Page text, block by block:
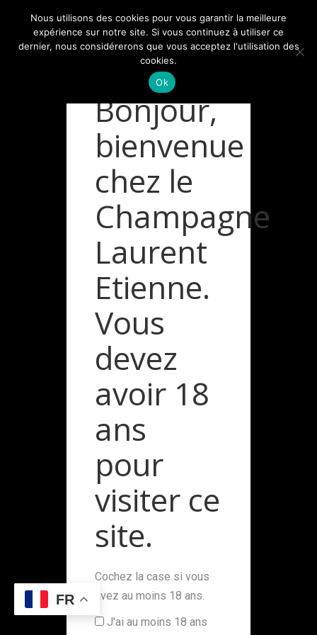
IMG_7063
Vous êtes ici :
© Champagne Laurent Etienne par
Politique de données
L'abus d'alcool est dangereux pour la santé à consommer
avec modération.
FR
Bonjour,
bienvenue
chez le
Champagne
Laurent
Etienne.
Vous
devez
avoir 18
ans
pour
visiter ce
site.
Cochez la case si vous
avez au moins 18 ans.
J'ai au moins 18 ans
Nous utilisons des cookies pour vous garantir la meilleure
expérience sur notre site. Si vous continuez à utiliser ce
dernier, nous considérerons que vous acceptez l'utilisation des
cookies.
Ok